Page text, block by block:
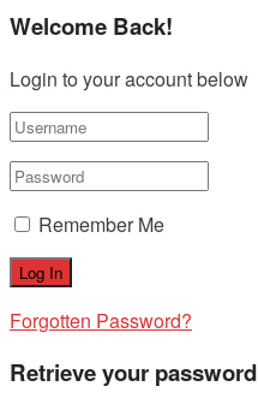
Welcome Back!
Login to your account below
Remember Me
Forgotten Password?
Retrieve your password